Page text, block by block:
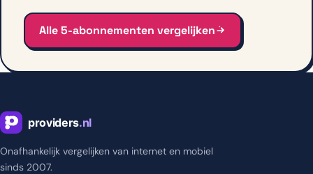
Alle 5-abonnementen vergelijken
Onafhankelijk vergelijken van internet en mobiel
sinds 2007.